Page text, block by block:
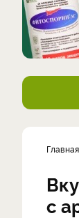
Главная
с